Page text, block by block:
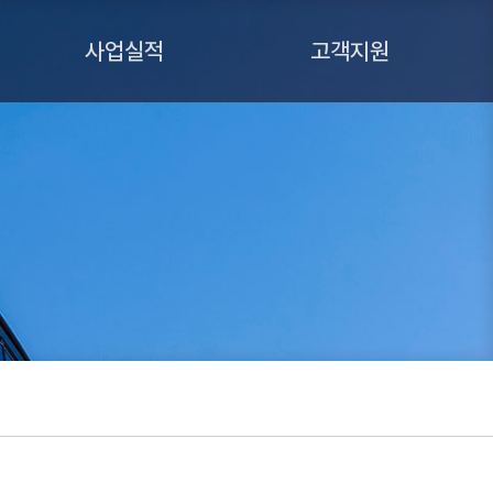
사업실적 고객지원